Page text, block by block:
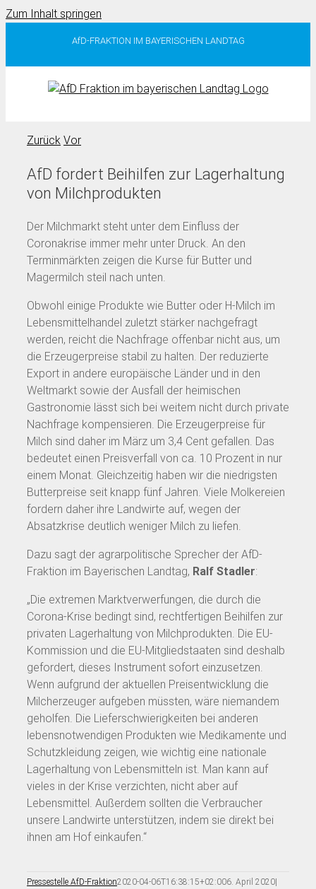
Zum Inhalt springen
AfD-FRAKTION IM BAYERISCHEN LANDTAG
Zurück Vor
AfD fordert Beihilfen zur Lagerhaltung
von Milchprodukten
Der Milchmarkt steht unter dem Einfluss der
Coronakrise immer mehr unter Druck. An den
Terminmärkten zeigen die Kurse für Butter und
Magermilch steil nach unten.
Obwohl einige Produkte wie Butter oder H-Milch im
Lebensmittelhandel zuletzt stärker nachgefragt
werden, reicht die Nachfrage offenbar nicht aus, um
die Erzeugerpreise stabil zu halten. Der reduzierte
Export in andere europäische Länder und in den
Weltmarkt sowie der Ausfall der heimischen
Gastronomie lässt sich bei weitem nicht durch private
Nachfrage kompensieren. Die Erzeugerpreise für
Milch sind daher im März um 3,4 Cent gefallen. Das
bedeutet einen Preisverfall von ca. 10 Prozent in nur
einem Monat. Gleichzeitig haben wir die niedrigsten
Butterpreise seit knapp fünf Jahren. Viele Molkereien
fordern daher ihre Landwirte auf, wegen der
Absatzkrise deutlich weniger Milch zu liefen.
Dazu sagt der agrarpolitische Sprecher der AfD-
Fraktion im Bayerischen Landtag, Ralf Stadler:
„Die extremen Marktverwerfungen, die durch die
Corona-Krise bedingt sind, rechtfertigen Beihilfen zur
privaten Lagerhaltung von Milchprodukten. Die EU-
Kommission und die EU-Mitgliedstaaten sind deshalb
gefordert, dieses Instrument sofort einzusetzen.
Wenn aufgrund der aktuellen Preisentwicklung die
Milcherzeuger aufgeben müssten, wäre niemandem
geholfen. Die Lieferschwierigkeiten bei anderen
lebensnotwendigen Produkten wie Medikamente und
Schutzkleidung zeigen, wie wichtig eine nationale
Lagerhaltung von Lebensmitteln ist. Man kann auf
vieles in der Krise verzichten, nicht aber auf
Lebensmittel. Außerdem sollten die Verbraucher
unsere Landwirte unterstützen, indem sie direkt bei
ihnen am Hof einkaufen.“
Pressestelle AfD-Fraktion2020-04-06T16:38:15+02:006. April 2020|